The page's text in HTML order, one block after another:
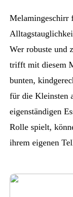
Melamingeschirr
Wer robuste und
trifft mit diesem
bunten,
für die Kleinsten
eigenständigen
Rolle spielt,
ihrem eigenen